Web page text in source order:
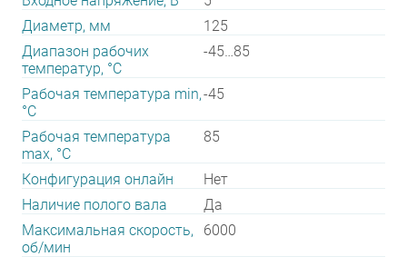
Диаметр, мм
125
Диапазон рабочих
температур, °С
-45…85
Рабочая температура min,
°С
-45
Рабочая температура
max, °С
85
Конфигурация онлайн
Нет
Наличие полого вала
Да
Максимальная скорость,
об/мин
6000